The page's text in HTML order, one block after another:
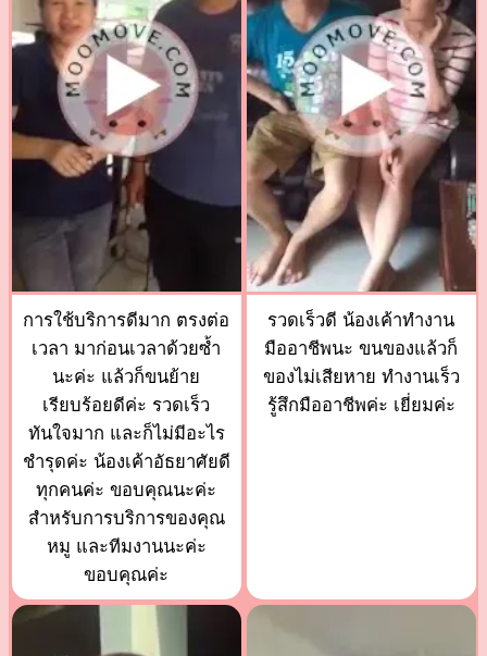
การใช้บริการดีมาก ตรงต่อ
เวลา มาก่อนเวลาด้วยซ้ำ
นะค่ะ แล้วก็ขนย้าย
เรียบร้อยดีค่ะ รวดเร็ว
ทันใจมาก และก็ไม่มีอะไร
ชำรุดค่ะ น้องเค้าอัธยาศัยดี
ทุกคนค่ะ ขอบคุณนะค่ะ
สำหรับการบริการของคุณ
หมู และทีมงานนะค่ะ
ขอบคุณค่ะ
รวดเร็วดี น้องเค้าทำงาน
มืออาชีพนะ ขนของแล้วก็
ของไม่เสียหาย ทำงานเร็ว
รู้สึกมืออาชีพค่ะ เยี่ยมค่ะ